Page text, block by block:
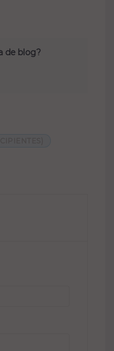
de blog?